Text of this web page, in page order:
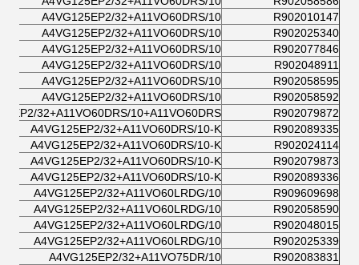
R902010147
A4VG125EP2/32+A11VO60DRS/10
R902025340
A4VG125EP2/32+A11VO60DRS/10
R902077846
A4VG125EP2/32+A11VO60DRS/10
R902048911
A4VG125EP2/32+A11VO60DRS/10
R902058595
A4VG125EP2/32+A11VO60DRS/10
R902058592
A4VG125EP2/32+A11VO60DRS/10
R902079872
32+A11VO60DRS/10+A11VO60DRS
R902089335
A4VG125EP2/32+A11VO60DRS/10-K
R902024114
A4VG125EP2/32+A11VO60DRS/10-K
R902079873
A4VG125EP2/32+A11VO60DRS/10-K
R902089336
A4VG125EP2/32+A11VO60DRS/10-K
R909609698
A4VG125EP2/32+A11VO60LRDG/10
R902058590
A4VG125EP2/32+A11VO60LRDG/10
R902048015
A4VG125EP2/32+A11VO60LRDG/10
R902025339
A4VG125EP2/32+A11VO60LRDG/10
R902083831
A4VG125EP2/32+A11VO75DR/10